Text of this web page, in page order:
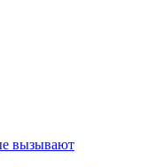
вызывают